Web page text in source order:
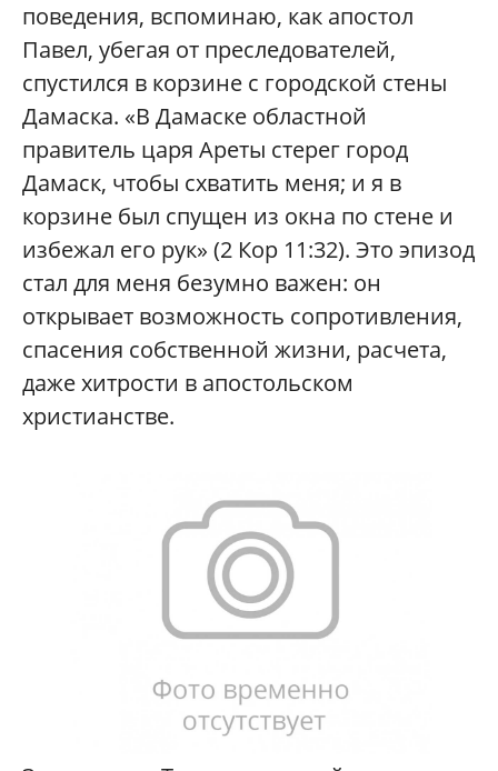
поведения, вспоминаю, как апостол
Павел, убегая от преследователей,
спустился в корзине с городской стены
Дамаска. «В Дамаске областной
правитель царя Ареты стерег город
Дамаск, чтобы схватить меня; и я в
корзине был спущен из окна по стене и
избежал его рук» (2 Кор 11:32). Это эпизод
стал для меня безумно важен: он
открывает возможность сопротивления,
спасения собственной жизни, расчета,
даже хитрости в апостольском
христианстве.